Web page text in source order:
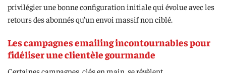
privilégier une bonne configuration initiale qui évolue avec les
retours des abonnés qu’un envoi massif non ciblé.
Les campagnes emailing incontournables pour
fidéliser une clientèle gourmande